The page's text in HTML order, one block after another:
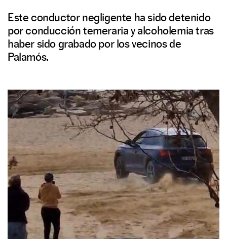
Este conductor negligente ha sido detenido
por conducción temeraria y alcoholemia tras
haber sido grabado por los vecinos de
Palamós.